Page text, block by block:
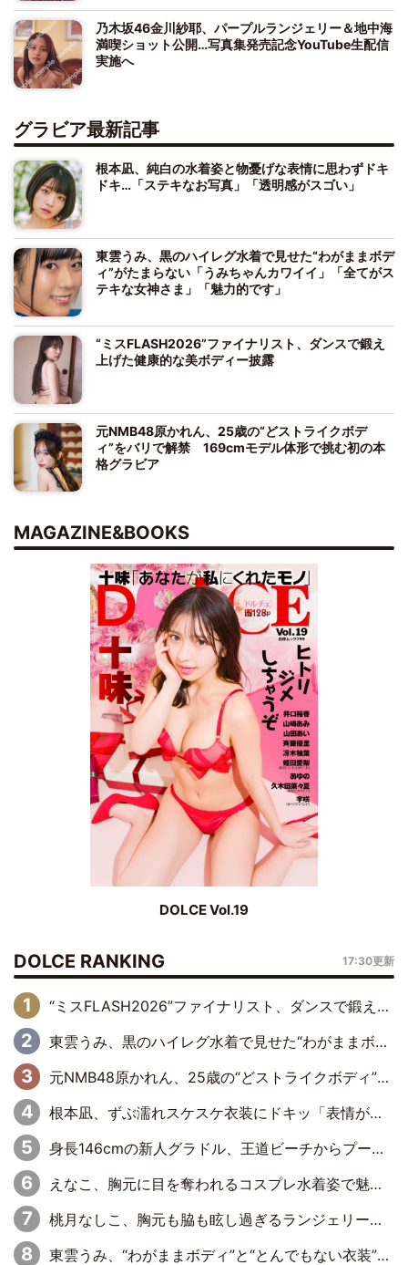
乃木坂46金川紗耶、パープルランジェリー＆地中海
満喫ショット公開…写真集発売記念YouTube生配信
実施へ
グラビア最新記事
根本凪、純白の水着姿と物憂げな表情に思わずドキ
ドキ…「ステキなお写真」「透明感がスゴい」
東雲うみ、黒のハイレグ水着で見せた“わがままボデ
ィ”がたまらない「うみちゃんカワイイ」「全てがス
テキな女神さま」「魅力的です」
“ミスFLASH2026”ファイナリスト、ダンスで鍛え
上げた健康的な美ボディー披露
元NMB48原かれん、25歳の“どストライクボデ
ィ”をバリで解禁 169cmモデル体形で挑む初の本
格グラビア
MAGAZINE&BOOKS
DOLCE Vol.19
DOLCE RANKING 17:30更新
“ミスFLASH2026”ファイナリスト、ダンスで鍛え上げた健康的な美ボディー披露
東雲うみ、黒のハイレグ水着で見せた“わがままボディ”がたまらない「うみちゃんカワイイ」「全てがステキな女神さま」「魅力的です」
元NMB48原かれん、25歳の“どストライクボディ”をバリで解禁 169cmモデル体形で挑む初の本格グラビア
根本凪、ずぶ濡れスケスケ衣装にドキッ「表情が良過ぎる」「ねもちゃんの眼差しにドキドキが止まらない」
身長146cmの新人グラドル、王道ビーチからプールサイドそしてゴールドビキニまで…DVDデビュー作で躍動
えなこ、胸元に目を奪われるコスプレ水着姿で魅了「群を抜く美しさと華やかさ」「えなこりんの千咲は破壊力がスゴい」
桃月なしこ、胸元も脇も眩し過ぎるランジェリー＆ビキニ姿を披露「なしこたそ最強」「セクシーでゴージャスで大きなボリューム」
東雲うみ、“わがままボディ”と“とんでもない衣装”で誘惑「パーフェクトなスタイル」「くびれがステキ」「やみつきになるボディ」